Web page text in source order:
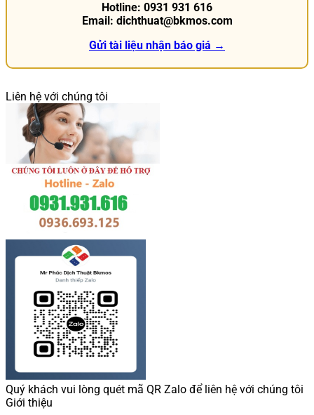
Hotline: 0931 931 616
Email: dichthuat@bkmos.com
Gửi tài liệu nhận báo giá →
Liên hệ với chúng tôi
Quý khách vui lòng quét mã QR Zalo để liên hệ với chúng tôi
Giới thiệu